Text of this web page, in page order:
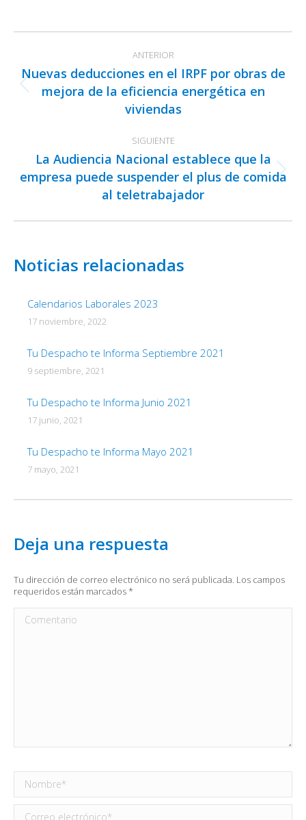
Facebook
X
LinkedIn
entre
publicaciones
ANTERIOR
Publicación
anterior:
Nuevas deducciones en el IRPF por obras de
mejora de la eficiencia energética en
viviendas
SIGUIENTE
Publicación
siguiente:
La Audiencia Nacional establece que la
empresa puede suspender el plus de comida
al teletrabajador
Noticias relacionadas
Calendarios Laborales 2023
17 noviembre, 2022
Tu Despacho te Informa Septiembre 2021
9 septiembre, 2021
Tu Despacho te Informa Junio 2021
17 junio, 2021
Tu Despacho te Informa Mayo 2021
7 mayo, 2021
Deja una respuesta
Tu dirección de correo electrónico no será publicada. Los campos
requeridos están marcados*
Comentario
Nombre *
Correo electrónico *